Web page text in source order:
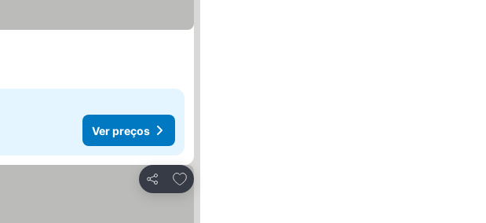
Ver preços
Partilhar
Adicionar aos favoritos